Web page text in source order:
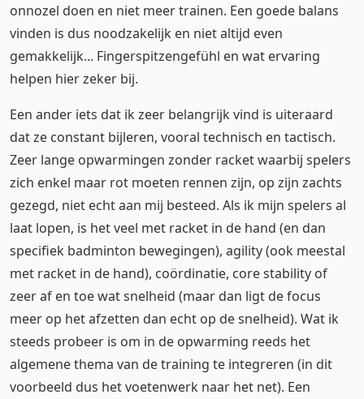
onnozel doen en niet meer trainen. Een goede balans
vinden is dus noodzakelijk en niet altijd even
gemakkelijk... Fingerspitzengefühl en wat ervaring
helpen hier zeker bij.
Een ander iets dat ik zeer belangrijk vind is uiteraard
dat ze constant bijleren, vooral technisch en tactisch.
Zeer lange opwarmingen zonder racket waarbij spelers
zich enkel maar rot moeten rennen zijn, op zijn zachts
gezegd, niet echt aan mij besteed. Als ik mijn spelers al
laat lopen, is het veel met racket in de hand (en dan
specifiek badminton bewegingen), agility (ook meestal
met racket in de hand), coördinatie, core stability of
zeer af en toe wat snelheid (maar dan ligt de focus
meer op het afzetten dan echt op de snelheid). Wat ik
steeds probeer is om in de opwarming reeds het
algemene thema van de training te integreren (in dit
voorbeeld dus het voetenwerk naar het net). Een